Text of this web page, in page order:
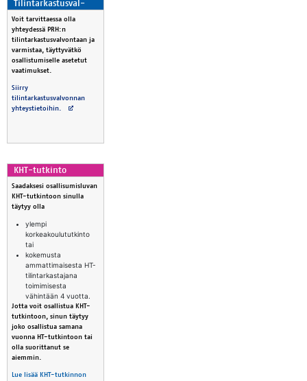
Ti­lin­tar­kas­tus­val­
Voit tarvittaessa olla
yhteydessä PRH:n
tilintarkastusvalvontaan ja
varmistaa, täyttyvätkö
osallistumiselle asetetut
vaatimukset.
Siirry
tilintarkastusvalvonnan
yhteystietoihin. Avautuu uuteen välilehteen
KHT-tut­kinto
Saadaksesi osallisumisluvan
KHT-tutkintoon sinulla
täytyy olla
ylempi
korkeakoulututkinto
tai
kokemusta
ammattimaisesta HT-
tilintarkastajana
toimimisesta
vähintään 4 vuotta.
Jotta voit osallistua KHT-
tutkintoon, sinun täytyy
joko osallistua samana
vuonna HT-tutkintoon tai
olla suorittanut se
aiemmin.
Lue lisää KHT-tutkinnon